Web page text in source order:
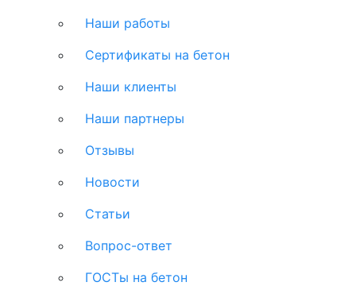
Наши работы
Сертификаты на бетон
Наши клиенты
Наши партнеры
Отзывы
Новости
Статьи
Вопрос-ответ
ГОСТы на бетон